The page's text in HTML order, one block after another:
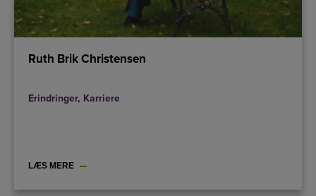
Ruth Brik Christensen
Erindringer, Karriere
LÆS MERE